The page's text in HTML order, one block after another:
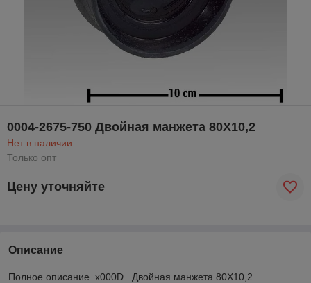
0004-2675-750 Двойная манжета 80X10,2
Нет в наличии
Только опт
Цену уточняйте
Описание
Полное описание_x000D_ Двойная манжета 80X10,2